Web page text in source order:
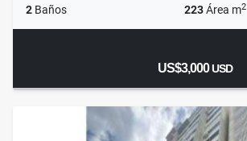
2 Baños 223Área m2
US$3,000USD